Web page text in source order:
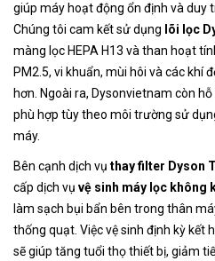
giúp máy hoạt động ổn định và duy
Chúng tôi cam kết sử dụng lõi lọc
màng lọc HEPA H13 và than hoạt
PM2.5, vi khuẩn, mùi hôi và các khí
hơn. Ngoài ra, Dysonvietnam còn
phù hợp tùy theo môi trường sử
máy.
Bên cạnh dịch vụ thay filter Dyson
cấp dịch vụ vệ sinh máy lọc không
làm sạch bụi bẩn bên trong thân
thống quạt. Việc vệ sinh định kỳ kết
sẽ giúp tăng tuổi thọ thiết bị, giảm